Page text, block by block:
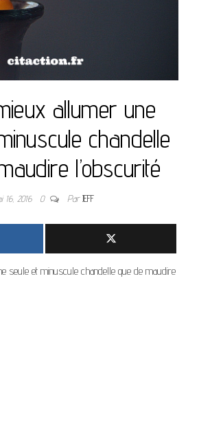
allumer une
chandelle
l’obscurité
16, 2016 0 ParJEFF
seule et minuscule chandelle que de maudire